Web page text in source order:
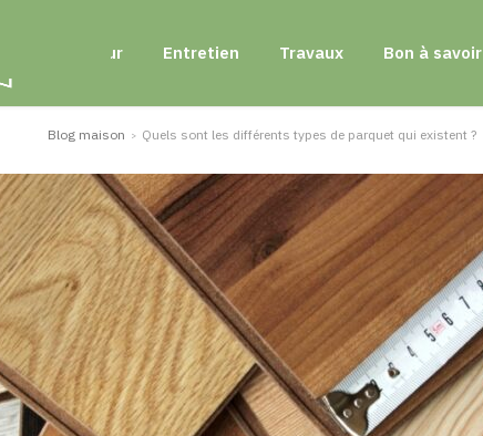
Extérieur Entretien Travaux Bon à savoir
Blog maison > Quels sont les différents types de parquet qui existent ?